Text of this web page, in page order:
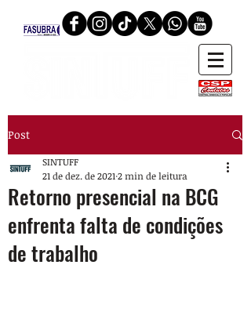
Post
Retorno presencial na BCG
enfrenta falta de condições
de trabalho
SINTUFF
21 de dez. de 2021 2 min de leitura